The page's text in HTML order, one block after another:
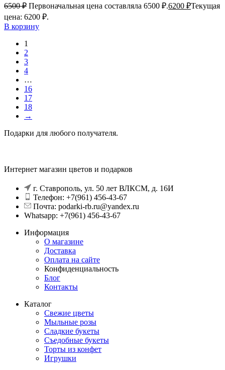
6500₽ Первоначальная цена составляла 6500 ₽.6200 ₽Текущая
цена: 6200 ₽.
В корзину
1
2
3
4
…
16
17
18
→
Подарки для любого получателя.
Интернет магазин цветов и подарков
г. Ставрополь, ул. 50 лет ВЛКСМ, д. 16И
Телефон: +7(961) 456-43-67
Почта: podarki-rb.ru@yandex.ru
Whatsapp: +7(961) 456-43-67
Информация
О магазине
Доставка
Оплата на сайте
Конфиденциальность
Блог
Контакты
Каталог
Свежие цветы
Мыльные розы
Сладкие букеты
Съедобные букеты
Торты из конфет
Игрушки